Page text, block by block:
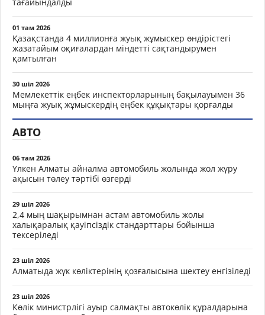
01 там 2026
Қазақстанда 4 миллионға жуық жұмыскер өндірістегі
жазатайым оқиғалардан міндетті сақтандырумен
қамтылған
30 шіл 2026
Мемлекеттік еңбек инспекторларының бақылауымен 36
мыңға жуық жұмыскердің еңбек құқықтары қорғалды
АВТО
06 там 2026
Үлкен Алматы айналма автомобиль жолында жол жүру
ақысын төлеу тәртібі өзгерді
29 шіл 2026
2,4 мың шақырымнан астам автомобиль жолы
халықаралық қауіпсіздік стандарттары бойынша
тексеріледі
23 шіл 2026
Алматыда жүк көліктерінің қозғалысына шектеу енгізіледі
23 шіл 2026
Көлік министрлігі ауыр салмақты автокөлік құралдарына